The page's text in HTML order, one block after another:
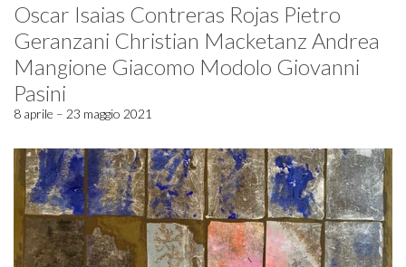
Oscar Isaias Contreras Rojas Pietro
Geranzani Christian Macketanz Andrea
Mangione Giacomo Modolo Giovanni
Pasini
8 aprile – 23 maggio 2021